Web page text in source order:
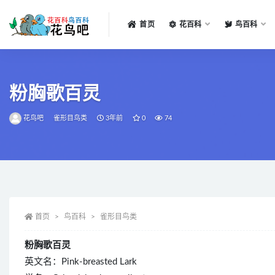
首页 花百科 鸟百科
粉胸歌百灵
花鸟吧 雀形目鸟类 3年前 0 74
首页 鸟百科 雀形目鸟类
粉胸歌百灵
英文名：Pink-breasted Lark